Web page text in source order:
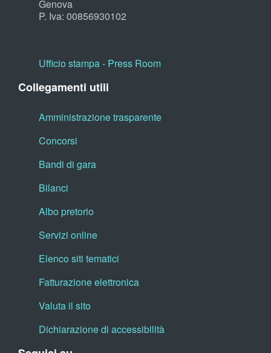
Genova
P. Iva: 00856930102
Ufficio stampa - Press Room
Collegamenti utili
Amministrazione trasparente
Concorsi
Bandi di gara
Bilanci
Albo pretorio
Servizi online
Elenco siti tematici
Fatturazione elettronica
Valuta il sito
Dichiarazione di accessibilità